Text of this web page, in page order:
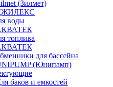
(Зилмет)
воды
топлива
для бассейна
(Юнипамп)
баков и емкостей